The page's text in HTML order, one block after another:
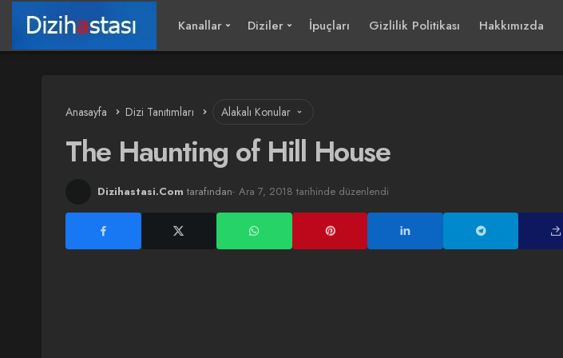
Kanallar Diziler İpuçları Gizlilik Politikası Hakkımızda
Anasayfa Dizi Tanıtımları Alakalı Konular
The Haunting of Hill House
Dizihastasi.Com tarafından Ara 7, 2018 tarihinde düzenlendi